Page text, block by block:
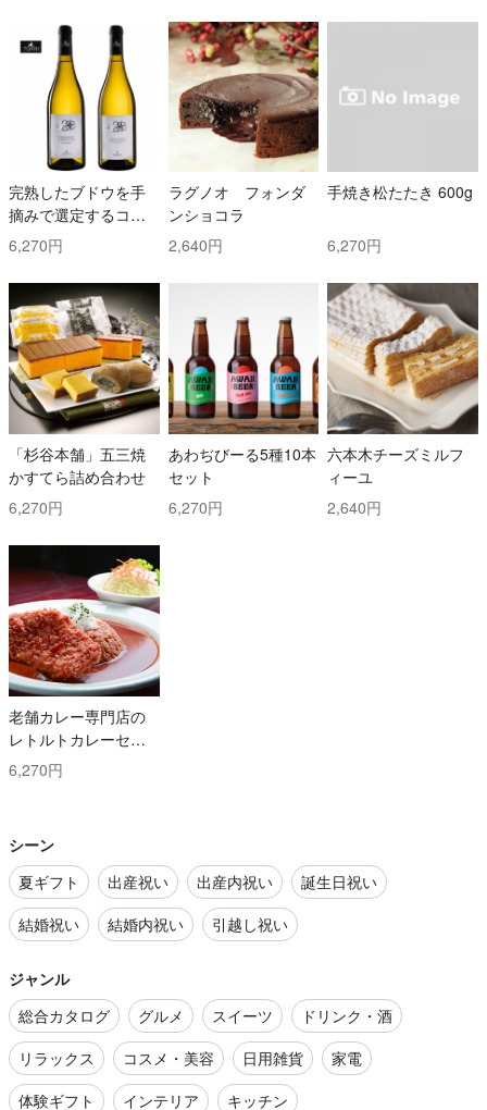
完熟したブドウを手
摘みで選定するコス
トと時間を掛けた白
ワイン2本セット！ ト
ッリ社/トレッビアー
ノ・ダブルッツォ 42
0 & コッリ・アプルテ
ィーニ 420 ぺコリー
ノ
6,270円
ラグノオ フォンダ
ンショコラ
2,640円
手焼き松たたき 600g
6,270円
「杉谷本舗」五三焼
かすてら詰め合わせ
6,270円
あわぢびーる5種10本
セット
6,270円
六本木チーズミルフ
ィーユ
2,640円
老舗カレー専門店の
レトルトカレーセッ
ト
6,270円
シーン
夏ギフト
出産祝い 出産内祝い
誕生日祝い
結婚祝い
結婚内祝い 引越し祝い
ジャンル
総合カタログ
グルメ スイーツ
ドリンク・酒
リラックス
コスメ・美容 日用雑貨
家電
体験ギフト
インテリア キッチン